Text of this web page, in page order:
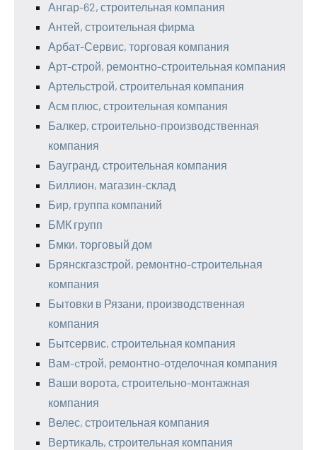
Ангар-62, строительная компания
Антей, строительная фирма
Арбат-Сервис, торговая компания
Арт-строй, ремонтно-строительная компания
Артельстрой, строительная компания
Асм плюс, строительная компания
Балкер, строительно-производственная
компания
Баугранд, строительная компания
Биллион, магазин-склад
Бир, группа компаний
БМК групп
Бмки, торговый дом
Брянскгазстрой, ремонтно-строительная
компания
Бытовки в Рязани, производственная
компания
Бытсервис, строительная компания
Вам-cтрой, ремонтно-отделочная компания
Ваши ворота, строительно-монтажная
компания
Велес, строительная компания
Вертикаль, строительная компания